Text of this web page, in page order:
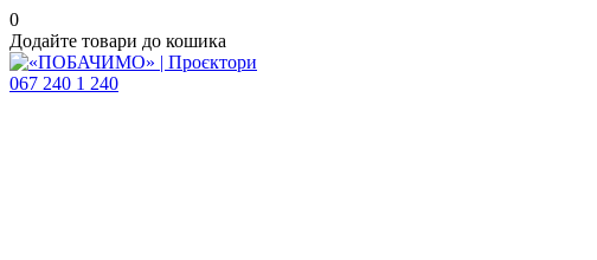
0
Додайте товари до кошика
067 240 1 240